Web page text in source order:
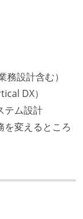
務設計含む）
DX）
テム設計
変えるところ